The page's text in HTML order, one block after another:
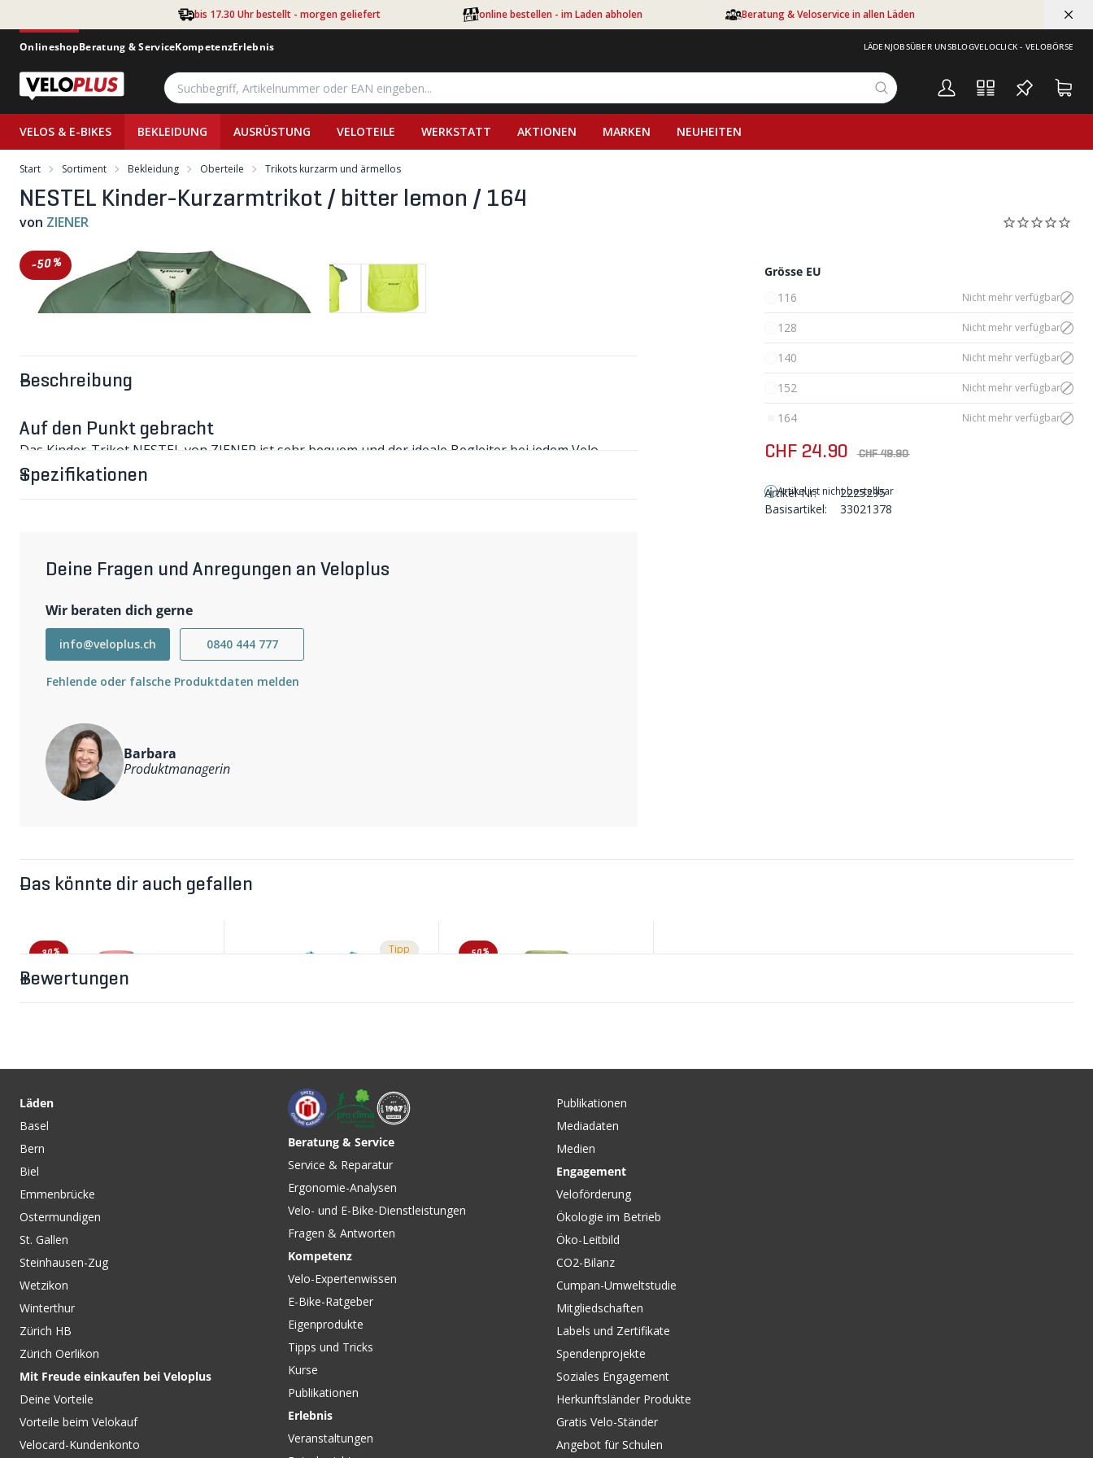
bis 17.30 Uhr bestellt - morgen geliefert online bestellen - im Laden abholen Beratung & Veloservice in allen Läden
OnlineshopBeratung & ServiceKompetenzErlebnis LÄDENJOBSÜBER UNSBLOGVELOCLICK - VELOBÖRSE
VELOS & E-BIKES BEKLEIDUNG AUSRÜSTUNG VELOTEILE WERKSTATT AKTIONEN MARKEN NEUHEITEN
Start Sortiment Bekleidung Oberteile Trikots kurzarm und ärmellos
NESTEL Kinder-Kurzarmtrikot / bitter lemon / 164
von ZIENER
-50%
Beschreibung
Auf den Punkt gebracht
Das Kinder-Trikot NESTEL von ZIENER ist sehr bequem und der ideale Begleiter bei jedem Velo-
Abenteuer.
NESTEL Kinder-Kurzarmtrikot im Detail
Das modische Trikot ist atmungsaktiv und trocknet schnell. Der kurze Frontreissverschluss
atmungsaktiv und schnelltrocknend
dreiteilige Rückentasche
modischer Print
Weitere Informationen
Hauptmaterial: 87% Polyester, 13% Elastan
Spezifikationen
Deine Fragen und Anregungen an Veloplus
Wir beraten dich gerne
info@veloplus.ch 0840 444 777
Fehlende oder falsche Produktdaten melden
Barbara
Produktmanagerin
Grösse EU
116
Nicht mehr verfügbar
128 Nicht mehr verfügbar
140 Nicht mehr verfügbar
152 Nicht mehr verfügbar
164 Nicht mehr verfügbar
CHF 24.90 CHF 49.90
Artikel ist nicht bestellbar
Artikel-Nr:
2225295
Basisartikel:
33021378
Das könnte dir auch gefallen
-30%
CHF 31.90
NESTEL Kinder-
Kurzarmtrikot deep mauve
von ZIENER
Tipp
CHF 28.90
LEZZA Kinder-Kurzarmshirt
Crystal Blue von VAUDE
-50%
CHF 49.90
YOUTH RANGER TAUNT
Jugend-Kurzarmshirt Pale
Green von FOX
Bewertungen
Läden
Basel
Bern
Biel
Emmenbrücke
Ostermundigen
St. Gallen
Steinhausen-Zug
Wetzikon
Winterthur
Zürich HB
Zürich Oerlikon
Mit Freude einkaufen bei Veloplus
Deine Vorteile
Vorteile beim Velokauf
Velocard-Kundenkonto
Beratung & Service
Service & Reparatur
Ergonomie-Analysen
Velo- und E-Bike-Dienstleistungen
Fragen & Antworten
Kompetenz
Velo-Expertenwissen
E-Bike-Ratgeber
Eigenprodukte
Tipps und Tricks
Kurse
Publikationen
Erlebnis
Veranstaltungen
Publikationen
Mediadaten
Medien
Engagement
Veloförderung
Ökologie im Betrieb
Öko-Leitbild
CO2-Bilanz
Cumpan-Umweltstudie
Mitgliedschaften
Labels und Zertifikate
Spendenprojekte
Soziales Engagement
Herkunftsländer Produkte
Gratis Velo-Ständer
Angebot für Schulen